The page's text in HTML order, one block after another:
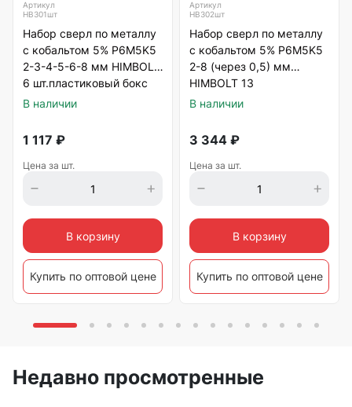
Артикул
HB301шт
Набор сверл по металлу
с кобальтом 5% P6M5K5
2-3-4-5-6-8 мм HIMBOLT
6 шт.пластиковый бокс
В наличии
1 117 ₽
Цена за шт.
В корзину
Купить по оптовой цене
Артикул
HB302шт
Набор сверл по металлу
с кобальтом 5% P6M5K5
2-8 (через 0,5) мм
HIMBOLT 13
шт.пластиковый бокс
В наличии
3 344 ₽
Цена за шт.
В корзину
Купить по оптовой цене
Недавно просмотренные